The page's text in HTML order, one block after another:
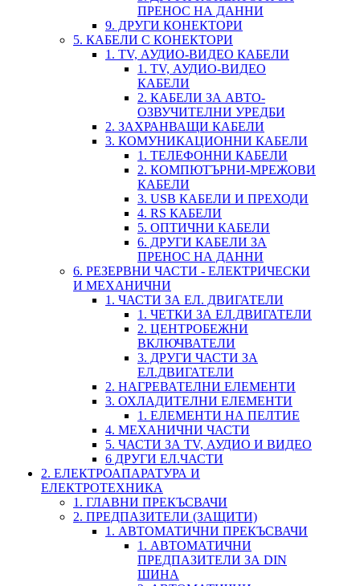
ПРЕНОС НА ДАННИ
9. ДРУГИ КОНЕКТОРИ
5. КАБЕЛИ С КОНЕКТОРИ
1. TV, АУДИО-ВИДЕО КАБЕЛИ
1. TV, АУДИО-ВИДЕО
КАБЕЛИ
2. КАБЕЛИ ЗА АВТО-
ОЗВУЧИТЕЛНИ УРЕДБИ
2. ЗАХРАНВАЩИ КАБЕЛИ
3. КОМУНИКАЦИОННИ КАБЕЛИ
1. ТЕЛЕФОННИ КАБЕЛИ
2. КОМПЮТЪРНИ-МРЕЖОВИ
КАБЕЛИ
3. USB КАБЕЛИ И ПРЕХОДИ
4. RS КАБЕЛИ
5. ОПТИЧНИ КАБЕЛИ
6. ДРУГИ КАБЕЛИ ЗА
ПРЕНОС НА ДАННИ
6. РЕЗЕРВНИ ЧАСТИ - ЕЛЕКТРИЧЕСКИ
И МЕХАНИЧНИ
1. ЧАСТИ ЗА ЕЛ. ДВИГАТЕЛИ
1. ЧЕТКИ ЗА ЕЛ.ДВИГАТЕЛИ
2. ЦЕНТРОБЕЖНИ
ВКЛЮЧВАТЕЛИ
3. ДРУГИ ЧАСТИ ЗА
ЕЛ.ДВИГАТЕЛИ
2. НАГРЕВАТЕЛНИ ЕЛЕМЕНТИ
3. ОХЛАДИТЕЛНИ ЕЛЕМЕНТИ
1. ЕЛЕМЕНТИ НА ПЕЛТИЕ
4. МЕХАНИЧНИ ЧАСТИ
5. ЧАСТИ ЗА TV, АУДИО И ВИДЕО
6 ДРУГИ ЕЛ.ЧАСТИ
2. ЕЛЕКТРОАПАРАТУРА И
ЕЛЕКТРОТЕХНИКА
1. ГЛАВНИ ПРЕКЪСВАЧИ
2. ПРЕДПАЗИТЕЛИ (ЗАЩИТИ)
1. АВТОМАТИЧНИ ПРЕКЪСВАЧИ
1. АВТОМАТИЧНИ
ПРЕДПАЗИТЕЛИ ЗА DIN
ШИНА